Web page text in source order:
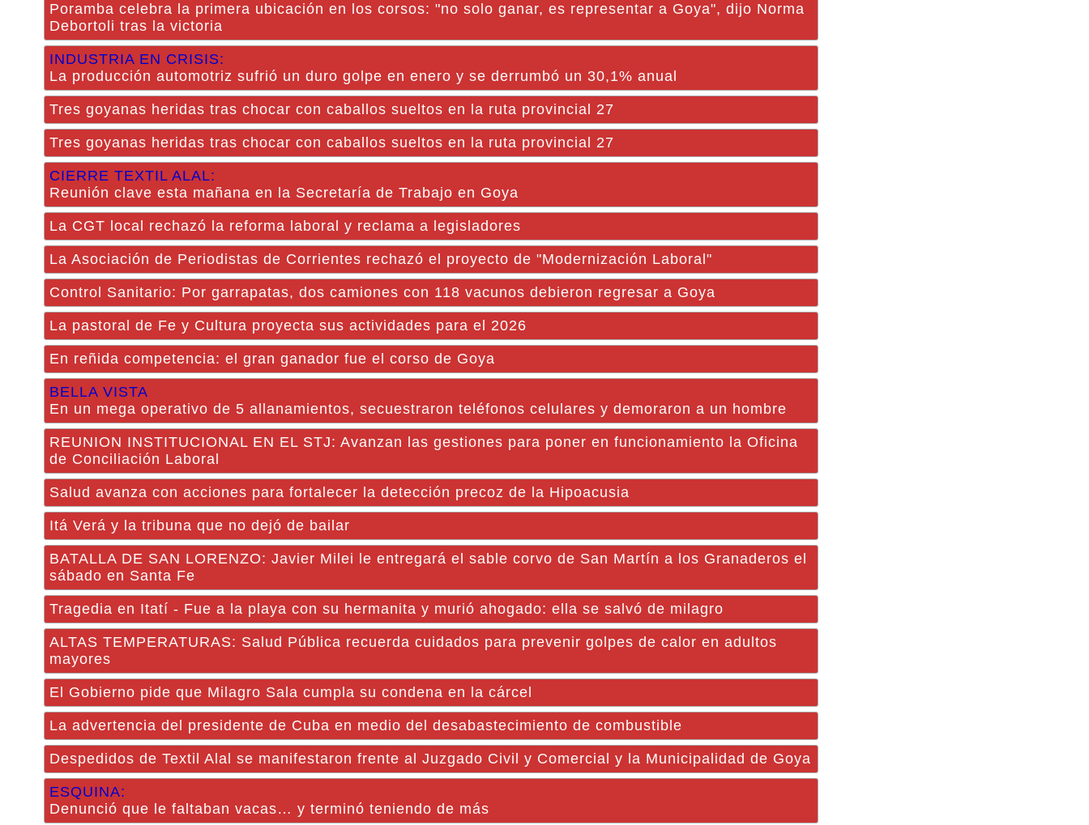
Poramba celebra la primera ubicación en los corsos: "no solo ganar, es representar a Goya", dijo Norma
Debortoli tras la victoria
INDUSTRIA EN CRISIS:
La producción automotriz sufrió un duro golpe en enero y se derrumbó un 30,1% anual
Tres goyanas heridas tras chocar con caballos sueltos en la ruta provincial 27
Tres goyanas heridas tras chocar con caballos sueltos en la ruta provincial 27
CIERRE TEXTIL ALAL:
Reunión clave esta mañana en la Secretaría de Trabajo en Goya
La CGT local rechazó la reforma laboral y reclama a legisladores
La Asociación de Periodistas de Corrientes rechazó el proyecto de "Modernización Laboral"
Control Sanitario: Por garrapatas, dos camiones con 118 vacunos debieron regresar a Goya
La pastoral de Fe y Cultura proyecta sus actividades para el 2026
En reñida competencia: el gran ganador fue el corso de Goya
BELLA VISTA
En un mega operativo de 5 allanamientos, secuestraron teléfonos celulares y demoraron a un hombre
REUNION INSTITUCIONAL EN EL STJ: Avanzan las gestiones para poner en funcionamiento la Oficina
de Conciliación Laboral
Salud avanza con acciones para fortalecer la detección precoz de la Hipoacusia
Itá Verá y la tribuna que no dejó de bailar
BATALLA DE SAN LORENZO: Javier Milei le entregará el sable corvo de San Martín a los Granaderos el
sábado en Santa Fe
Tragedia en Itatí - Fue a la playa con su hermanita y murió ahogado: ella se salvó de milagro
ALTAS TEMPERATURAS: Salud Pública recuerda cuidados para prevenir golpes de calor en adultos
mayores
El Gobierno pide que Milagro Sala cumpla su condena en la cárcel
La advertencia del presidente de Cuba en medio del desabastecimiento de combustible
Despedidos de Textil Alal se manifestaron frente al Juzgado Civil y Comercial y la Municipalidad de Goya
ESQUINA:
Denunció que le faltaban vacas… y terminó teniendo de más